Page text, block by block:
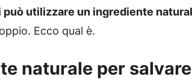
utilizzare un ingrediente
Ecco qual è.
naturale per